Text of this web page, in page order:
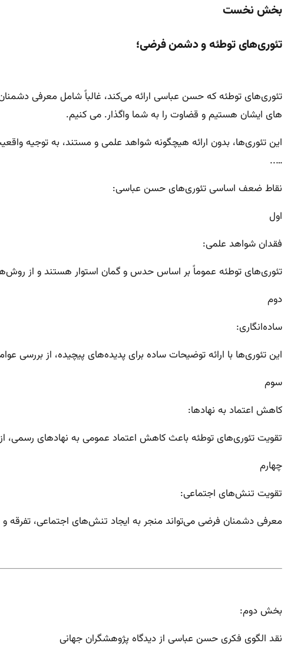
بخش نخست
تئوری‌های توطئه و دشمن فرضی؛
تئوری‌های توطئه که حسن عباسی ارائه می‌کند، غالباً شامل معرفی
های ایشان هستیم و قضاوت را به شما واگذار. می کنیم.
این تئوری‌ها، بدون ارائه هیچگونه شواهد علمی و مستند، به توجیه
…..
نقاط ضعف اساسی تئوری‌های حسن عباسی:
اول
فقدان شواهد علمی:
تئوری‌های توطئه عموماً بر اساس حدس و گمان استوار هستند و از
دوم
ساده‌انگاری:
این تئوری‌ها با ارائه توضیحات ساده برای پدیده‌های پیچیده، از بررسی
سوم
کاهش اعتماد به نهادها:
تقویت تئوری‌های توطئه باعث کاهش اعتماد عمومی به نهادهای رسمی،
چهارم
تقویت تنش‌های اجتماعی:
معرفی دشمنان فرضی می‌تواند منجر به ایجاد تنش‌های اجتماعی،
بخش دوم:
نقد الگوی فکری حسن عباسی از دیدگاه پژوهشگران جهانی